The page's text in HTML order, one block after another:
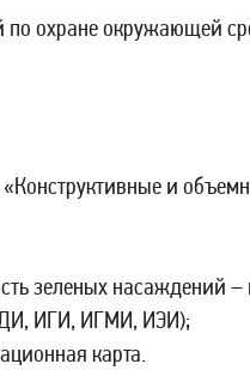
охране окружающей
и
зеленых насаждений
ИГИ, ИГМИ, ИЭИ);
карта.